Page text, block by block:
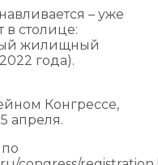
– уже
столице:
жилищный
года).
Конгрессе,
апреля.